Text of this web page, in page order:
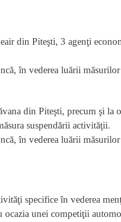
din Piteşti, 3 agenţi
în vederea luării
din Piteşti, precum şi la
suspendării activităţii.
în vederea luării
specifice în vederea
unei competiţii